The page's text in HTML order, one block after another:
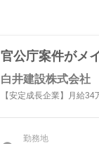
官公庁案件がメ
白井建設株式会社
【安定成長企業】月給
勤務地